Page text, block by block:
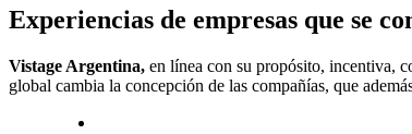
Experiencias de empresas que se
Vistage Argentina, en línea con su propósito, incentiva,
global cambia la concepción de las compañías, que